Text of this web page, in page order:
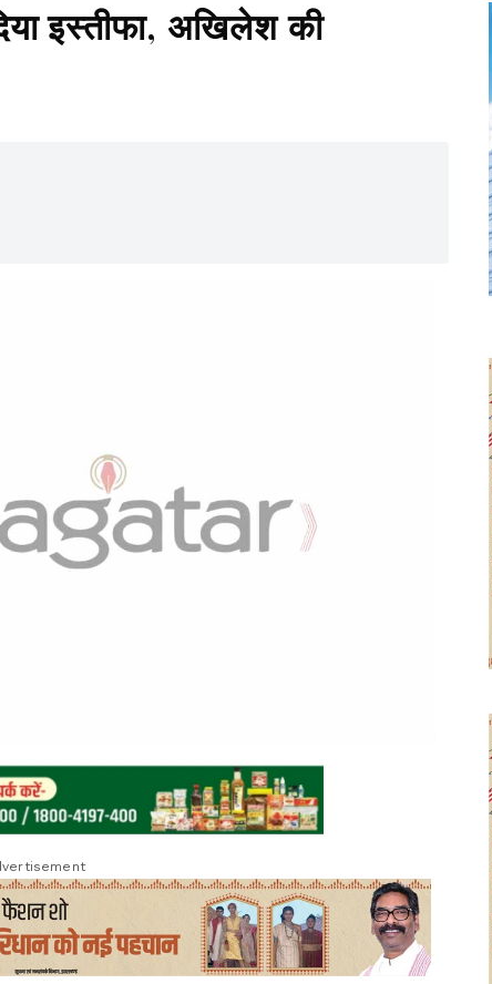
इस्तीफा, अखिलेश की